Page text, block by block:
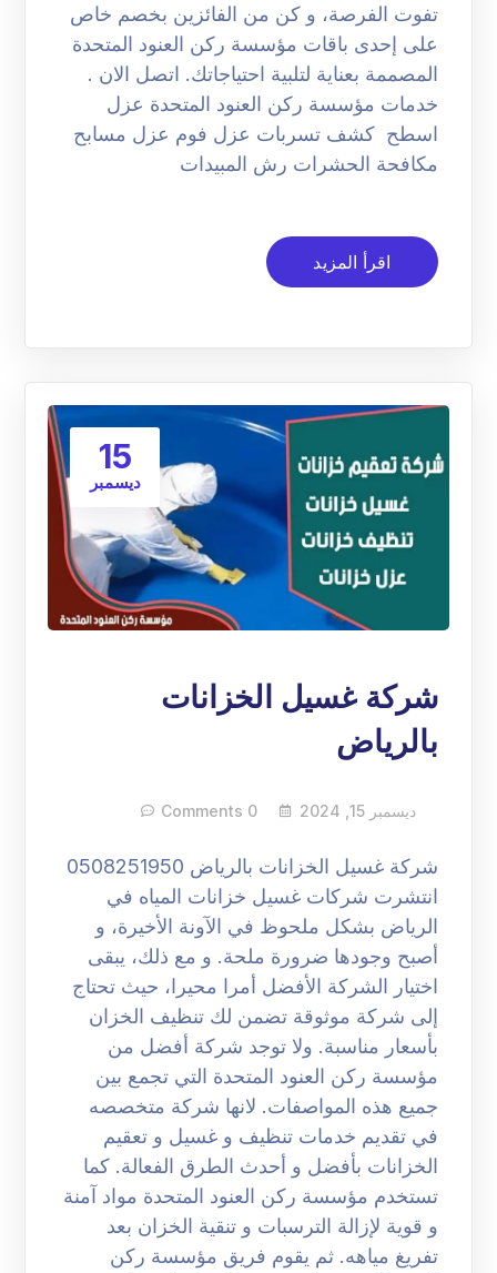
تفوت الفرصة، و كن من الفائزين بخصم خاص
على إحدى باقات مؤسسة ركن العنود المتحدة
المصممة بعناية لتلبية احتياجاتك. اتصل الان .
خدمات مؤسسة ركن العنود المتحدة عزل
اسطح كشف تسربات عزل فوم عزل مسابح
مكافحة الحشرات رش المبيدات
اقرأ المزيد
15
ديسمبر
شركة غسيل الخزانات
بالرياض
ديسمبر 15, 2024 0 Comments
شركة غسيل الخزانات بالرياض 0508251950
انتشرت شركات غسيل خزانات المياه في
الرياض بشكل ملحوظ في الآونة الأخيرة، و
أصبح وجودها ضرورة ملحة. و مع ذلك، يبقى
اختيار الشركة الأفضل أمرا محيرا، حيث تحتاج
إلى شركة موثوقة تضمن لك تنظيف الخزان
بأسعار مناسبة. ولا توجد شركة أفضل من
مؤسسة ركن العنود المتحدة التي تجمع بين
جميع هذه المواصفات. لانها شركة متخصصه
في تقديم خدمات تنظيف و غسيل و تعقيم
الخزانات بأفضل و أحدث الطرق الفعالة. كما
تستخدم مؤسسة ركن العنود المتحدة مواد آمنة
و قوية لإزالة الترسبات و تنقية الخزان بعد
تفريغ مياهه. ثم يقوم فريق مؤسسة ركن